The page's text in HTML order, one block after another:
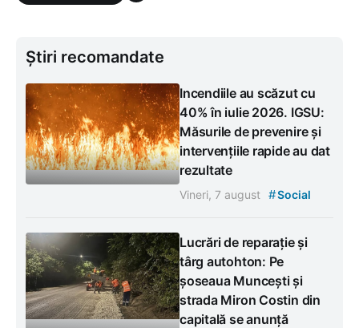
Știri recomandate
Incendiile au scăzut cu
40% în iulie 2026. IGSU:
Măsurile de prevenire și
intervențiile rapide au dat
rezultate
Vineri, 7 august #Social
Lucrări de reparație și
târg autohton: Pe
șoseaua Muncești și
strada Miron Costin din
capitală se anunță